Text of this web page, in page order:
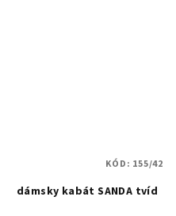
dámsky kabát SANDA tvíd
KÓD: 155/42